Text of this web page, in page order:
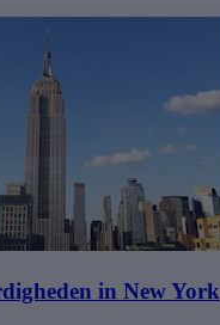
in New York